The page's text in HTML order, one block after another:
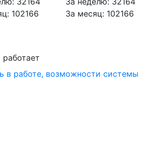
102166
За месяц: 102166
работает
в работе, возможности системы